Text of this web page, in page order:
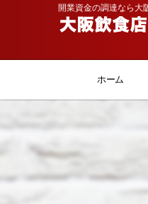
開業資金の調達なら大
ホーム